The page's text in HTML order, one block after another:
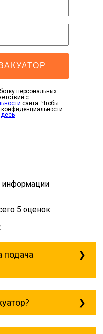
персональных
с
сайта. Чтобы
информации
5 оценок
подача
Эвакуатор